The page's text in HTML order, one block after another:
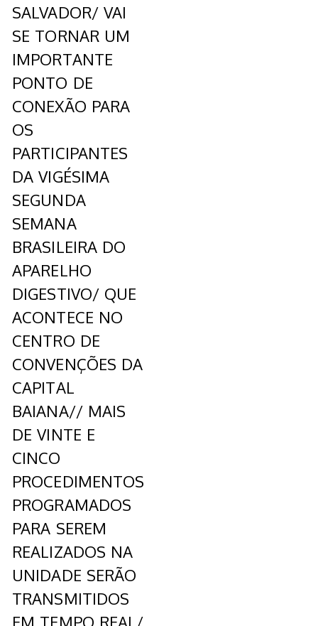
SALVADOR/ VAI
SE TORNAR UM
IMPORTANTE
PONTO DE
CONEXÃO PARA
OS
PARTICIPANTES
DA VIGÉSIMA
SEGUNDA
SEMANA
BRASILEIRA DO
APARELHO
DIGESTIVO/ QUE
ACONTECE NO
CENTRO DE
CONVENÇÕES DA
CAPITAL
BAIANA// MAIS
DE VINTE E
CINCO
PROCEDIMENTOS
PROGRAMADOS
PARA SEREM
REALIZADOS NA
UNIDADE SERÃO
TRANSMITIDOS
EM TEMPO REAL/